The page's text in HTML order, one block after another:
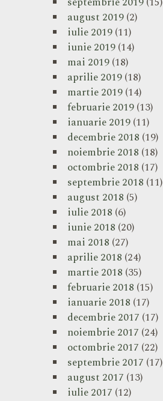
august 2019(2)
iulie 2019(11)
iunie 2019(14)
mai 2019(18)
aprilie 2019(18)
martie 2019(14)
februarie 2019(13)
ianuarie 2019(11)
decembrie 2018 (19)
noiembrie 2018 (18)
octombrie 2018 (17)
septembrie 2018 (11)
august 2018 (5)
iulie 2018 (6)
iunie 2018 (20)
mai 2018 (27)
aprilie 2018 (24)
martie 2018 (35)
februarie 2018 (15)
ianuarie 2018 (17)
decembrie 2017 (17)
noiembrie 2017 (24)
octombrie 2017 (22)
septembrie 2017 (17)
august 2017 (13)
iulie 2017 (12)